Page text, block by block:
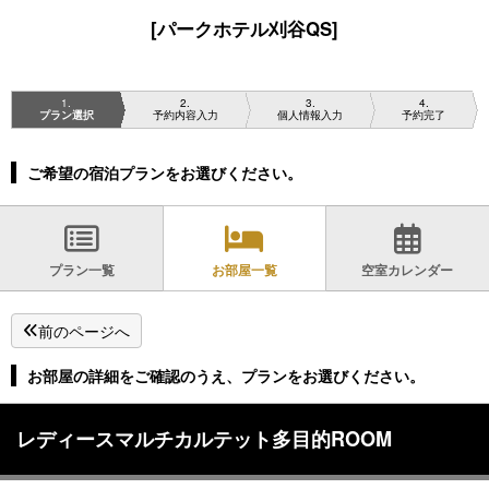
[パークホテル刈谷QS]
1
プラン選択
2
予約内容入力
3
個人情報入力
4
予約完了
ご希望の宿泊プランをお選びください。
プラン一覧 お部屋一覧 空室カレンダー
前のページへ
お部屋の詳細をご確認のうえ、プランをお選びください。
レディースマルチカルテット多目的ROOM